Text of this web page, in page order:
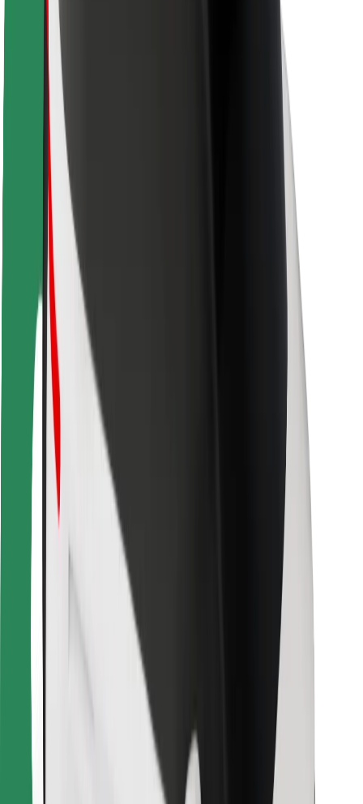
Mesta
Rešitve za mesto
Letališča
Bolt polnilne postaje
Pomoč
Za potnike
Za voznike
Za dostavljavce
Bolt Food
Za lastnike voznih parkov
Za restavracije
Bolt za podjetja
Drugo
Dobavitelji
Pogoji poslovanja
Do vožnje v nekaj minutah!
Prenesi aplikacijo Bolt
Najdi svojo najljubšo hrano!
Prenesi aplikacijo Bolt Food